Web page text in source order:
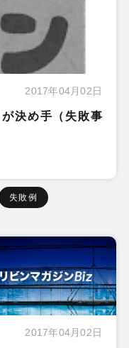
2017年04月02日
決め手（失敗事
失敗例
2017年04月02日